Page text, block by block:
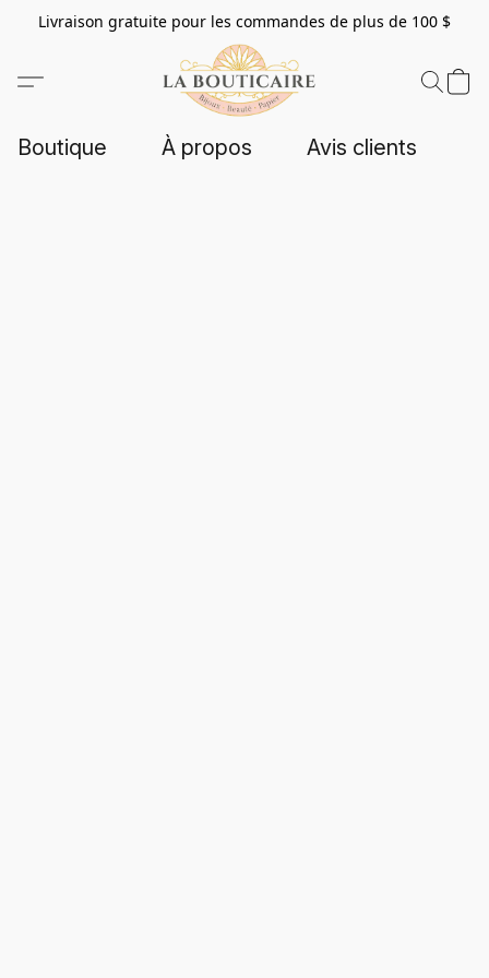
Livraison gratuite pour les commandes de plus de 100 $
Boutique À propos Avis clients